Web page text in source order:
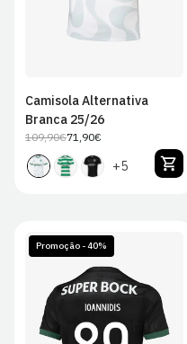
Camisola Alternativa
Branca 25/26
Preço
regular
109,90€Preço
de
venda
71,90€
+5
Promoção - 40%
S M L XL